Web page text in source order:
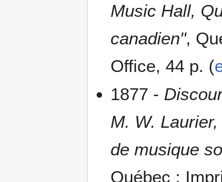
Music Hall,
canadien",
Office, 44 p. (
1877 -
M. W.
de musique
Québec :